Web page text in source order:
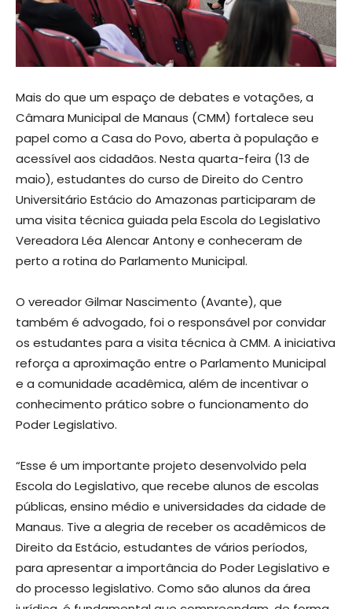
Mais do que um espaço de debates e votações, a
Câmara Municipal de Manaus (CMM) fortalece seu
papel como a Casa do Povo, aberta à população e
acessível aos cidadãos. Nesta quarta-feira (13 de
maio), estudantes do curso de Direito do Centro
Universitário Estácio do Amazonas participaram de
uma visita técnica guiada pela Escola do Legislativo
Vereadora Léa Alencar Antony e conheceram de
perto a rotina do Parlamento Municipal.
O vereador Gilmar Nascimento (Avante), que
também é advogado, foi o responsável por convidar
os estudantes para a visita técnica à CMM. A iniciativa
reforça a aproximação entre o Parlamento Municipal
e a comunidade acadêmica, além de incentivar o
conhecimento prático sobre o funcionamento do
Poder Legislativo.
“Esse é um importante projeto desenvolvido pela
Escola do Legislativo, que recebe alunos de escolas
públicas, ensino médio e universidades da cidade de
Manaus. Tive a alegria de receber os acadêmicos de
Direito da Estácio, estudantes de vários períodos,
para apresentar a importância do Poder Legislativo e
do processo legislativo. Como são alunos da área